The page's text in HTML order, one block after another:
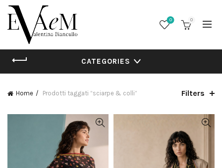
0 0
CATEGORIES
Home Prodotti taggati “sciarpe & colli” Filters